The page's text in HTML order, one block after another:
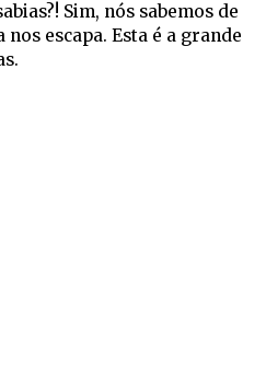
Sim, nós sabemos de
escapa. Esta é a grande